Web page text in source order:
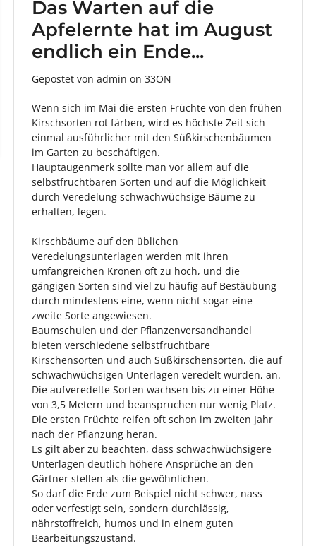
Das Warten auf die
Apfelernte hat im August
endlich ein Ende...
Gepostet von admin on 33ON
Wenn sich im Mai die ersten Früchte von den frühen
Kirschsorten rot färben, wird es höchste Zeit sich
einmal ausführlicher mit den Süßkirschenbäumen
im Garten zu beschäftigen.
Hauptaugenmerk sollte man vor allem auf die
selbstfruchtbaren Sorten und auf die Möglichkeit
durch Veredelung schwachwüchsige Bäume zu
erhalten, legen.
Kirschbäume auf den üblichen
Veredelungsunterlagen werden mit ihren
umfangreichen Kronen oft zu hoch, und die
gängigen Sorten sind viel zu häufig auf Bestäubung
durch mindestens eine, wenn nicht sogar eine
zweite Sorte angewiesen.
Baumschulen und der Pflanzenversandhandel
bieten verschiedene selbstfruchtbare
Kirschensorten und auch Süßkirschensorten, die auf
schwachwüchsigen Unterlagen veredelt wurden, an.
Die aufveredelte Sorten wachsen bis zu einer Höhe
von 3,5 Metern und beanspruchen nur wenig Platz.
Die ersten Früchte reifen oft schon im zweiten Jahr
nach der Pflanzung heran.
Es gilt aber zu beachten, dass schwachwüchsigere
Unterlagen deutlich höhere Ansprüche an den
Gärtner stellen als die gewöhnlichen.
So darf die Erde zum Beispiel nicht schwer, nass
oder verfestigt sein, sondern durchlässig,
nährstoffreich, humos und in einem guten
Bearbeitungszustand.